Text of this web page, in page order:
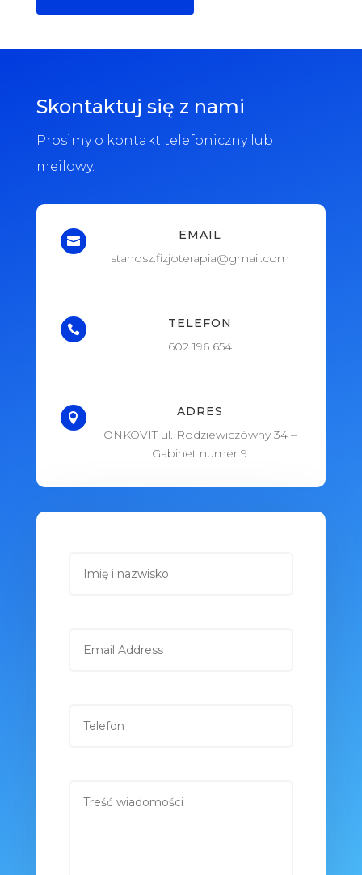
Skontaktuj się z nami
Prosimy o kontakt telefoniczny lub
meilowy.

EMAIL
stanosz.fizjoterapia@gmail.com

TELEFON
602 196 654

ADRES
ONKOVIT ul. Rodziewiczówny 34 –
Gabinet numer 9